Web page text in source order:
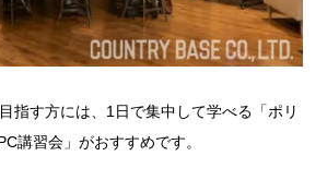
指す方には、1日で集中して学べる「ポリ
講習会」がおすすめです。